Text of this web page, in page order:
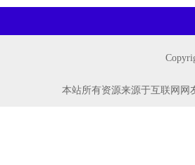
本站所有资源来源于互联网网